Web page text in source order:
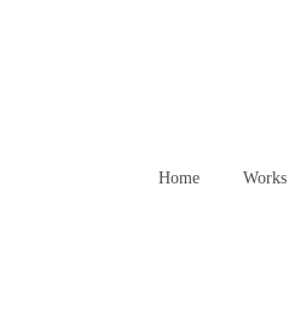
Home Works